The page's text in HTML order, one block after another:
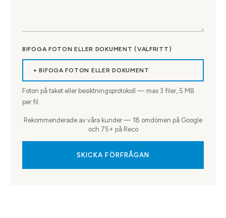
BIFOGA FOTON ELLER DOKUMENT (VALFRITT)
+ BIFOGA FOTON ELLER DOKUMENT
Foton på taket eller besiktningsprotokoll — max 3 filer, 5 MB
per fil.
Rekommenderade av våra kunder — 18 omdömen på Google
och 75+ på Reco
SKICKA FÖRFRÅGAN